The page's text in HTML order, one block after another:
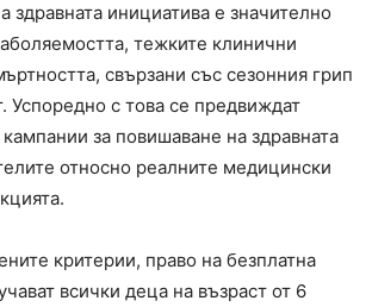
здравната инициатива е значително
тежките клинични
свързани със сезонния грип
Успоредно с това се предвиждат
за повишаване на здравната
относно реалните медицински
критерии, право на безплатна
всички деца на възраст от 6